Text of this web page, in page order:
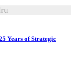
Years of Strategic